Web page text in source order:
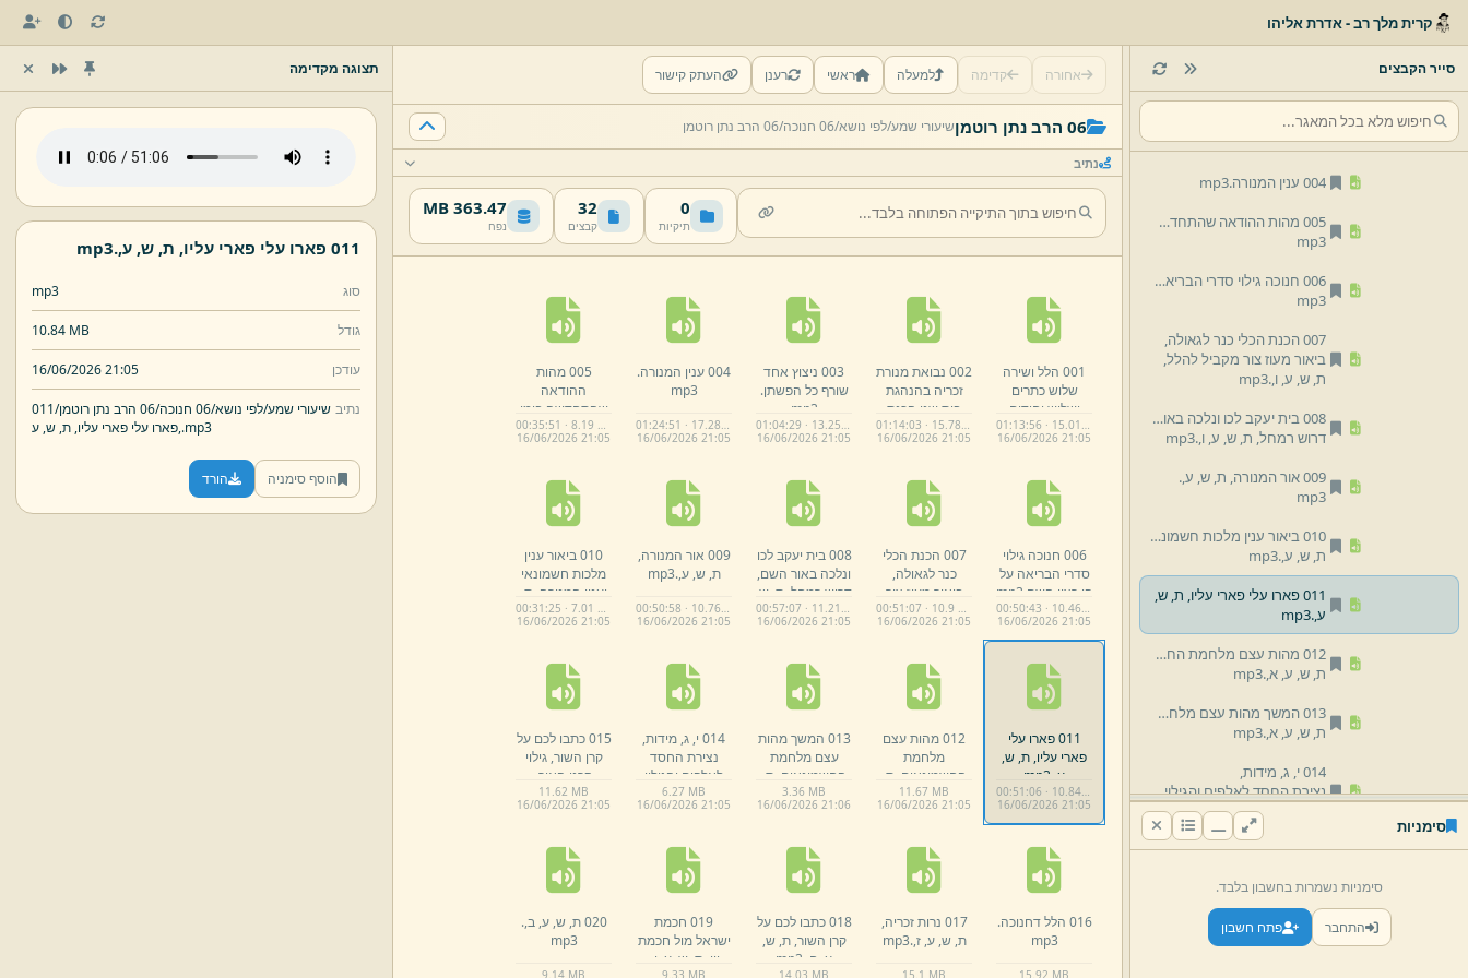
קרית מלך רב - אדרת אליהו
סייר הקבצים
ת,ש,ע,ה,
002 נבואת מנורת זכריה בהנהגת בית שני הכנת הכלים בנס חנוכה,
mp3
004 ענין המנורה.
mp3
005 מהות ההודאה שהתחדשה בימי החנוכה.
mp3
006 חנוכה גילוי סדרי הבריאה על פי רצון השם.
mp3
007 הכנת הכלי כנר לגאולה,
ביאור מעוז צור מקביל להלל,
ת, ש, ע, ו,.
mp3
008 בית יעקב לכו ונלכה באור השם,
דרוש רמחל, ת, ש, ע, ו,.
mp3
009 אור המנורה,
ת, ש, ע,.
mp3
010 ביאור ענין מלכות חשמונאי וענין המנורה,
ת, ש, ע,.
mp3
011 פארו עלי פארי עליו,
ת, ש,
ע,.
mp3
012 מהות עצם מלחמת החשמונאים,
ת, ש, ע, א,.
mp3
013 המשך מהות עצם מלחמת החשמונאים,
ת, ש, ע, א,.
mp3
014 י,
ג, מידות,
נצירת החסד לאלפים והגילוי בנס חנוכה.
015 כתבו לכם על קרן השור,
מסירות נפש בני חשמונאי.
mp3
016 הלל דחנוכה.
mp3
סימניות
סימניות נשמרות בחשבון בלבד.
התחבר פתח חשבון
אחורה קדימה למעלה ראשי רענן העתק קישור
06 הרב נתן רוטמן שיעורי שמע/לפי נושא/06 חנוכה/ 06 הרב נתן רוטמן
נתיב
0
תיקיות
32
קבצים
363.47 MB
נפח
001 הלל ושירה
שלוש כתרים
ושלוש יחודים
בנר,ת, ש,ע,ה,.
mp3
01:13:56 · 15.01 MB
16/06/2026 21:05
002 נבואת מנורת
זכריה בהנהגת
בית שני הכנת
הכלים בנס
חנוכה,ת,ש,ע,ז,
01:14:03 · 15.78 MB
16/06/2026 21:05
003 ניצוץ אחד
שורף כל הפשתן.
mp3
01:04:29 · 13.25 MB
16/06/2026 21:05
004 ענין המנורה.
mp3
01:24:51 · 17.28 MB
16/06/2026 21:05
005 מהות
ההודאה
שהתחדשה בימי
החנוכה.mp3
00:35:51 · 8.19 MB
16/06/2026 21:05
006 חנוכה גילוי
סדרי הבריאה על
פי רצון השם. mp3
00:50:43 · 10.46 MB
16/06/2026 21:05
007 הכנת הכלי
כנר לגאולה,
ביאור מעוז צור
מקביל להלל,ת,
ש,ע,ו,.
mp3
00:51:07 · 10.9 MB
16/06/2026 21:05
008 בית יעקב לכו
ונלכה באור השם,
דרוש רמחל, ת, ש,
ע,ו, .
mp3
00:57:07 · 11.21 MB
16/06/2026 21:05
009 אור המנורה,
ת, ש, ע,.
mp3
00:50:58 · 10.76 MB
16/06/2026 21:05
010 ביאור ענין
מלכות חשמונאי
וענין המנורה, ת,
ש,ע, mp3
00:31:25 · 7.01 MB
16/06/2026 21:05
011 פארו עלי
פארי עליו, ת, ש,
ע, mp3
00:51:06 · 10.84 MB
16/06/2026 21:05
012 מהות עצם
מלחמת
החשמונאים, ת,
ש,ע,א,.
mp3
11.67 MB
16/06/2026 21:05
013 המשך מהות
עצם מלחמת
החשמונאים, ת,
ע,א,.
mp3
3.36 MB
16/06/2026 21:06
014 י, ג, מידות,
נצירת החסד
לאלפים והגילוי
בנס חנוכה.mp36.27 MB
16/06/2026 21:05
015 כתבו לכם על
קרן השור, גילוי
קרני האור,
מסירות נפש בני
חשמונאי.mp3
11.62 MB
16/06/2026 21:05
016 הלל דחנוכה.
mp3
15. 92 MB
017 נרות זכריה,
ת, ש, ע, ז,.
mp3
15. 1 MB
018 כתבו לכם על
קרן השור, ת, ש,
ע, ח, mp3
14. 03 MB
019 חכמת
ישראל מול חכמת
יון, ת, ש, ע, ו,
9. 33 MB
020 ת, ש, ע, ב,.
mp3
9. 14 MB
תצוגה מקדימה
011 פארו עלי פארי עליו, ת, ש, ע,.
mp3
סוג mp3
גודל 10.84 MB
עודכן 16/06/2026 21:05
נתיב שיעורי שמע/לפי נושא/06 חנוכה/ 06 הרב נתן רוטמן/
011
פארו עלי פארי עליו, ת, ש, ע,.mp3
הוסף סימניה הורד